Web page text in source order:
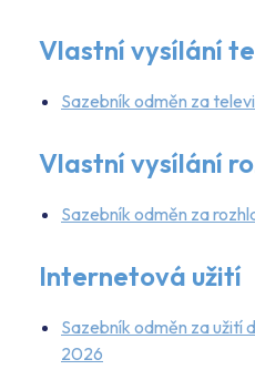
Vlastní vysílání
Sazebník odměn za
Vlastní vysílání
Sazebník odměn za
Internetová užití
Sazebník odměn za užití
2026